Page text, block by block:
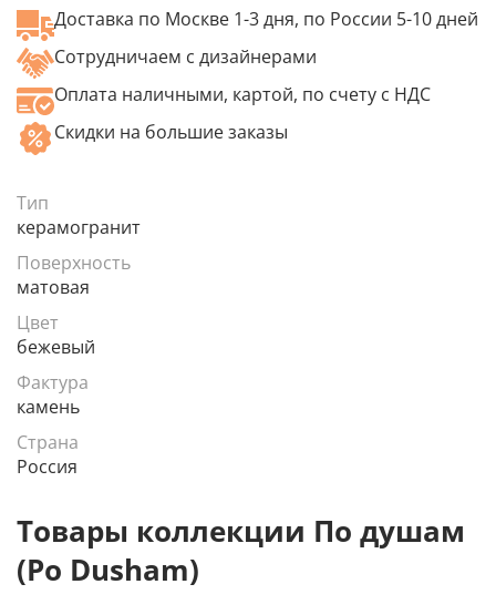
Тип
керамогранит
Поверхность
матовая
Цвет
бежевый
Фактура
камень
Страна
Россия
Доставка по Москве 1-3 дня, по России 5-10 дней
Сотрудничаем с дизайнерами
Оплата наличными, картой, по счету с НДС
Скидки на большие заказы
Товары коллекции По душам
(Po Dusham)